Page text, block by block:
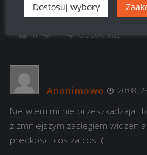
Dokładnie bo zamiast wydać na
0 Odpowiedz
Anonimowo 20:08,
Nie wiem mi nie przeszkadzaja.
z zmniejszym zasiegiem
predkosc. cos za cos. (
Dostosuj wybory